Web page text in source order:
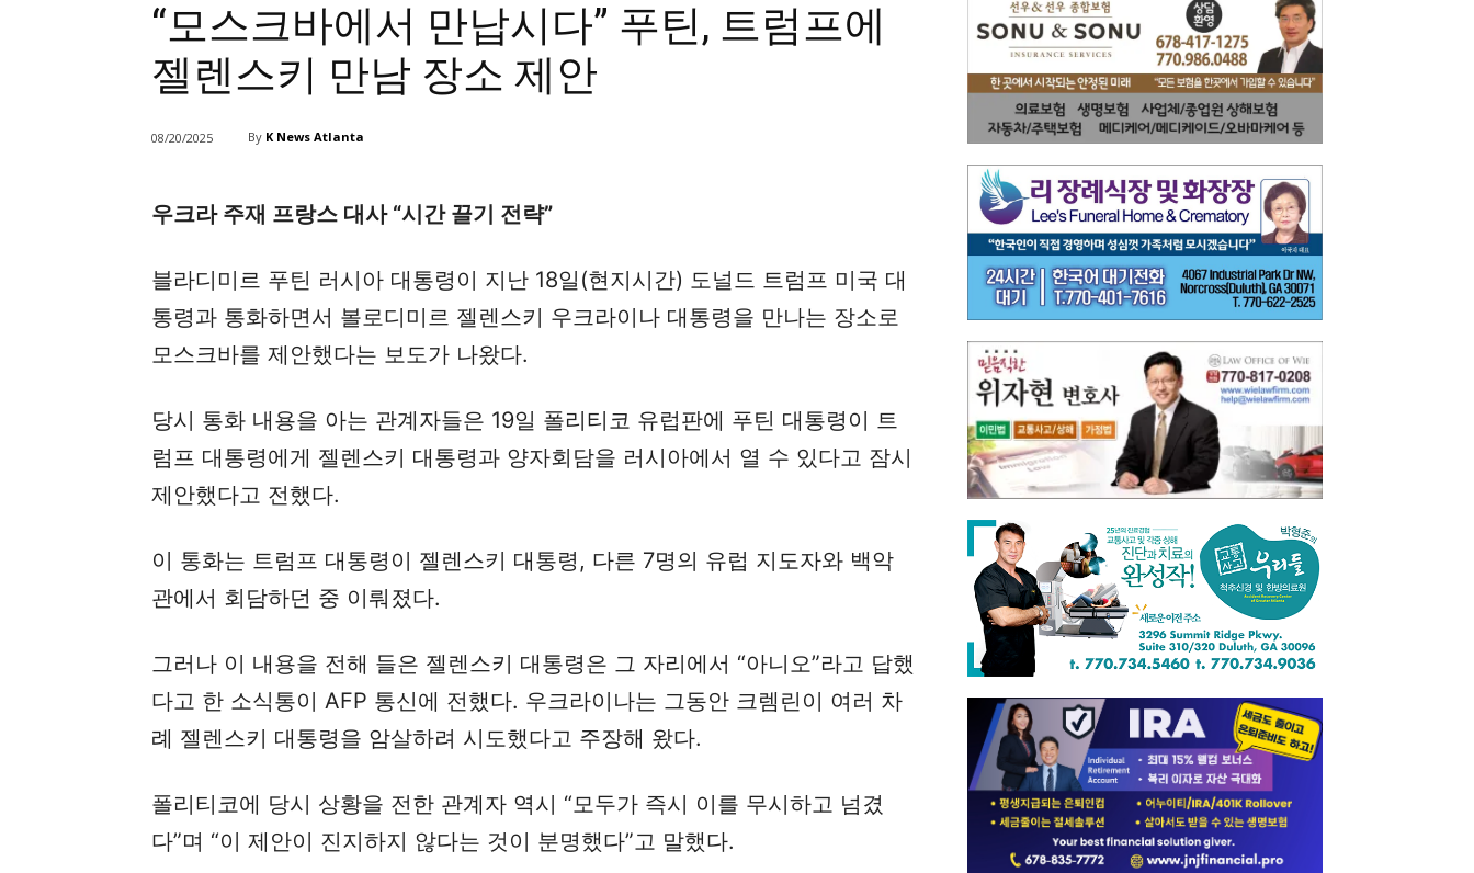
“모스크바에서 만납시다” 푸틴, 트럼프에
젤렌스키 만남 장소 제안
08/20/2025 By K News Atlanta
우크라 주재 프랑스 대사 “시간 끌기 전략”
블라디미르 푸틴 러시아 대통령이 지난 18일(현지시간) 도널드 트럼프 미국 대
통령과 통화하면서 볼로디미르 젤렌스키 우크라이나 대통령을 만나는 장소로
모스크바를 제안했다는 보도가 나왔다.
당시 통화 내용을 아는 관계자들은 19일 폴리티코 유럽판에 푸틴 대통령이 트
럼프 대통령에게 젤렌스키 대통령과 양자회담을 러시아에서 열 수 있다고 잠시
제안했다고 전했다.
이 통화는 트럼프 대통령이 젤렌스키 대통령, 다른 7명의 유럽 지도자와 백악
관에서 회담하던 중 이뤄졌다.
그러나 이 내용을 전해 들은 젤렌스키 대통령은 그 자리에서 “아니오”라고 답했
다고 한 소식통이 AFP 통신에 전했다. 우크라이나는 그동안 크렘린이 여러 차
례 젤렌스키 대통령을 암살하려 시도했다고 주장해 왔다.
폴리티코에 당시 상황을 전한 관계자 역시 “모두가 즉시 이를 무시하고 넘겼
다”며 “이 제안이 진지하지 않다는 것이 분명했다”고 말했다.